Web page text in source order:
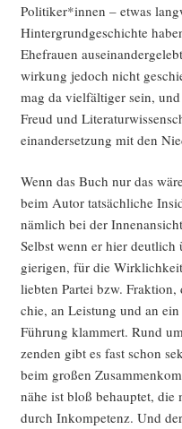
Politiker*innen – etwas
Hin­ter­grund­ge­schich­te
Ehe­frau­en
wir­kung jedoch nicht
mag da viel­fäl­ti­ger sein,
Freud und
ein­an­der­set­zung mit den
Wenn das Buch nur das
beim Autor tat­säch­li­che
näm­lich bei der
Selbst wenn er hier
gie­ri­gen, für die
lieb­ten Par­tei bzw.
chie, an Leis­tung und an
Füh­rung klam­mert. Rund
zen­den gibt es fast schon
beim gro­ßen
nä­he ist bloß behaup­tet, die
durch Inkom­pe­tenz. Und